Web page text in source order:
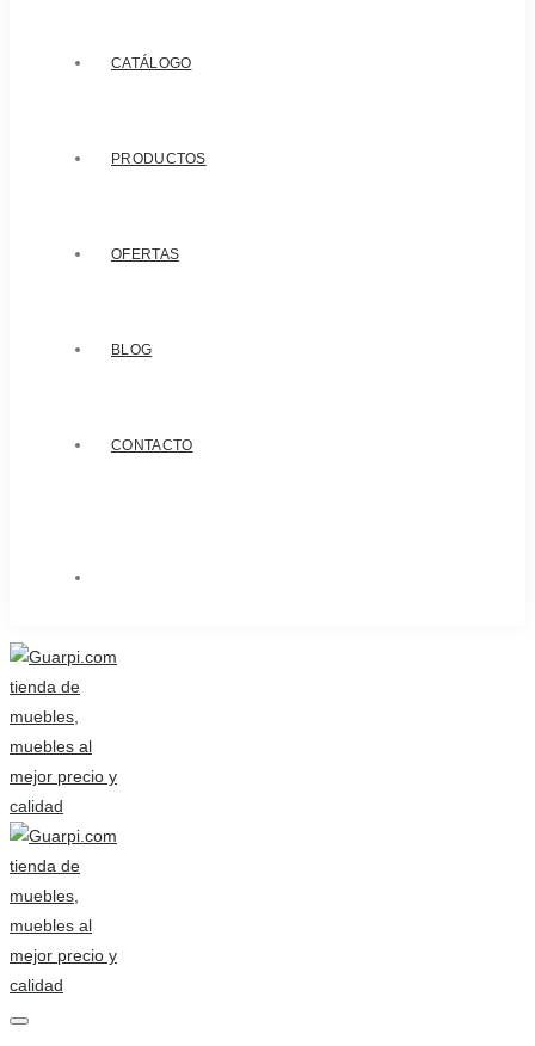
CATÁLOGO
PRODUCTOS
OFERTAS
BLOG
CONTACTO